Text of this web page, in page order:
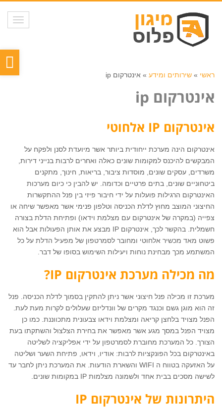
ראשי » שירותים ומידע » אינטרקום ip
אינטרקום ip
אינטרקום IP אלחוטי
אינטרקום הינה מערכת ייחודית ביותר אשר מיועדת לסנן ולפקח על
המבקשים להיכנס למקומות שונים כאלה ואחרים לרבות בנייני דירות,
משרדים, עסקים שונים, מוסדות ציבור, בריאות, חינוך, מתקנים
ביטחוניים שונים, בתים פרטיים וכדומה. יש להבין כי כיום מערכות
האינטרקום הרגילות פועלות על ידי חיבור פיזי בין פנל ההתקשרות
החיצוני המוצב מחוץ לדלת הכניסה וטלפון פנימי אשר מאפשר שיחה או
צפייה (במקרה של אינטרקום עם מצלמת וידאו) ופתיחת הדלת בצורה
חשמלית. בהקשר לכך, אינטרקום IP מבצע את אותן הפעולות אבל הוא
פשוט מאד מכשיר אלחוטי ומחובר לסמרטפון של מפעיל הדלת על כל
המשתמע מכך מבחינת נוחות ויעילות השימוש בסופו של דבר.
מה מכילה מערכת אינטרקום IP
?
מערכת זו מכילה פנל חיצוני אשר ניתן להתקין בסמוך לדלת הכניסה. פנל
זה הוא מוגן גשם וכנגד מקרים של וונדליזם שעלולים לקרות מעת לעת.
הפנל מצויד בלחצן קריאה ומצלמת וידאו צבעונית מתכווננת. כמו כן
מצויד הפנל במסך מגע אשר מאפשר את בחירת הצלצול והשתקתו בעת
הצורך. כל המערכת מחוברת לסמרטפון על ידי אפליקציה לשליטה
באינטרקום בכל הפונקציות לרבות: אודיו, וידאו, פתיחת השער ושליטה
על האזעקה בטווח ה WIFI והשארת הודעות. את המערכת ניתן לחבר עד
לשישה מסכים בבית אחד ולשמונה מצלמות IP במקומות שונים.
היתרונות של אינטרקום IP